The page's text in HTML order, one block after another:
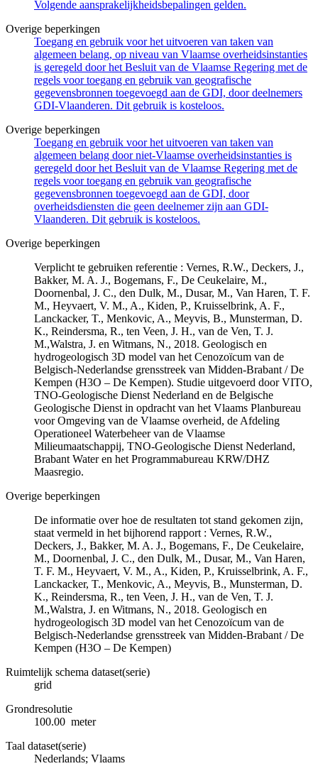
Volgende aansprakelijkheidsbepalingen gelden.
Overige beperkingen
Toegang en gebruik voor het uitvoeren van taken van
algemeen belang, op niveau van Vlaamse overheidsinstanties
is geregeld door het Besluit van de Vlaamse Regering met de
regels voor toegang en gebruik van geografische
gegevensbronnen toegevoegd aan de GDI, door deelnemers
GDI-Vlaanderen. Dit gebruik is kosteloos.
Overige beperkingen
Toegang en gebruik voor het uitvoeren van taken van
algemeen belang door niet-Vlaamse overheidsinstanties is
geregeld door het Besluit van de Vlaamse Regering met de
regels voor toegang en gebruik van geografische
gegevensbronnen toegevoegd aan de GDI, door
overheidsdiensten die geen deelnemer zijn aan GDI-
Vlaanderen. Dit gebruik is kosteloos.
Overige beperkingen
Verplicht te gebruiken referentie : Vernes, R.W., Deckers, J.,
Bakker, M. A. J., Bogemans, F., De Ceukelaire, M.,
Doornenbal, J. C., den Dulk, M., Dusar, M., Van Haren, T. F.
M., Heyvaert, V. M., A., Kiden, P., Kruisselbrink, A. F.,
Lanckacker, T., Menkovic, A., Meyvis, B., Munsterman, D.
K., Reindersma, R., ten Veen, J. H., van de Ven, T. J.
M.,Walstra, J. en Witmans, N., 2018. Geologisch en
hydrogeologisch 3D model van het Cenozoïcum van de
Belgisch-Nederlandse grensstreek van Midden-Brabant / De
Kempen (H3O – De Kempen). Studie uitgevoerd door VITO,
TNO-Geologische Dienst Nederland en de Belgische
Geologische Dienst in opdracht van het Vlaams Planbureau
voor Omgeving van de Vlaamse overheid, de Afdeling
Operationeel Waterbeheer van de Vlaamse
Milieumaatschappij, TNO-Geologische Dienst Nederland,
Brabant Water en het Programmabureau KRW/DHZ
Maasregio.
Overige beperkingen
De informatie over hoe de resultaten tot stand gekomen zijn,
staat vermeld in het bijhorend rapport : Vernes, R.W.,
Deckers, J., Bakker, M. A. J., Bogemans, F., De Ceukelaire,
M., Doornenbal, J. C., den Dulk, M., Dusar, M., Van Haren,
T. F. M., Heyvaert, V. M., A., Kiden, P., Kruisselbrink, A. F.,
Lanckacker, T., Menkovic, A., Meyvis, B., Munsterman, D.
K., Reindersma, R., ten Veen, J. H., van de Ven, T. J.
M.,Walstra, J. en Witmans, N., 2018. Geologisch en
hydrogeologisch 3D model van het Cenozoïcum van de
Belgisch-Nederlandse grensstreek van Midden-Brabant / De
Kempen (H3O – De Kempen)
Ruimtelijk schema dataset(serie)
grid
Grondresolutie
100.00 meter
Taal dataset(serie)
Nederlands; Vlaams